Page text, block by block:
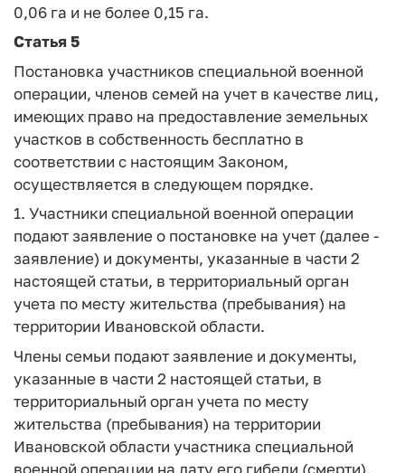
0,06 га и не более 0,15 га.
Статья 5
Постановка участников специальной военной
операции, членов семей на учет в качестве лиц,
имеющих право на предоставление земельных
участков в собственность бесплатно в
соответствии с настоящим Законом,
осуществляется в следующем порядке.
1. Участники специальной военной операции
подают заявление о постановке на учет (далее -
заявление) и документы, указанные в части 2
настоящей статьи, в территориальный орган
учета по месту жительства (пребывания) на
территории Ивановской области.
Члены семьи подают заявление и документы,
указанные в части 2 настоящей статьи, в
территориальный орган учета по месту
жительства (пребывания) на территории
Ивановской области участника специальной
военной операции на дату его гибели (смерти).